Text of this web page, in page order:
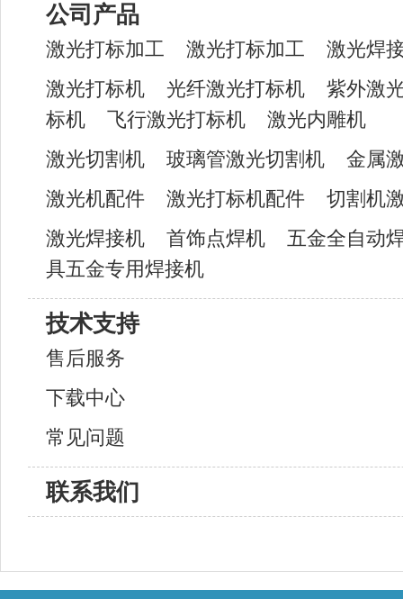
公司产品
激光打标加工 激光打标加工
激光焊
激光打标机
光纤激光打标机
紫外激
标机
飞行激光打标机
激光内雕机
激光切割机
玻璃管激光切割机
金属
激光机配件
激光打标机配件
切割机
激光焊接机
首饰点焊机
五金全自动
具五金专用焊接机
技术支持
售后服务
下载中心
常见问题
联系我们